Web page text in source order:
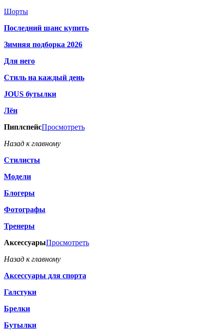
Шорты
Последний шанс купить
Зимняя подборка 2026
Для него
Стиль на каждый день
JOUS бутылки
Лён
ПиплспейсПросмотреть
Назад к главному
Стилисты
Модели
Блогеры
Фотографы
Тренеры
АксессуарыПросмотреть
Назад к главному
Аксессуары для спорта
Галстуки
Брелки
Бутылки